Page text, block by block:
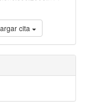
cita